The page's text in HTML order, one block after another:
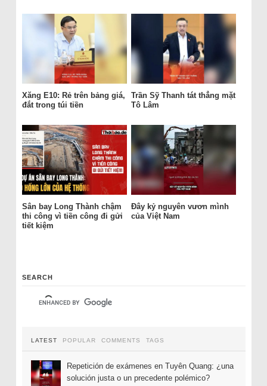
Xăng E10: Rẻ trên bảng giá,
đắt trong túi tiền
Trần Sỹ Thanh tát thẳng mặt
Tô Lâm
Sân bay Long Thành chậm
thi công vì tiền công đi gửi
tiết kiệm
Đây kỷ nguyên vươn mình
của Việt Nam
SEARCH
LATEST POPULAR COMMENTS TAGS
Repetición de exámenes en Tuyên Quang: ¿una
solución justa o un precedente polémico?